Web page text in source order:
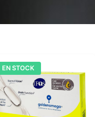
EN STOCK